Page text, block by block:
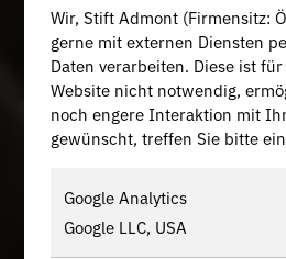
Wir, Stift Admont (Firmensitz:
gerne mit externen Diensten
Daten verarbeiten. Diese ist
Website nicht notwendig,
noch engere Interaktion mit
gewünscht, treffen Sie bitte
Google Analytics
Google LLC, USA